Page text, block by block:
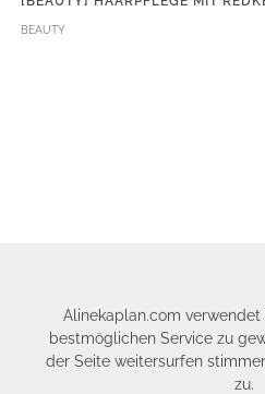
BEAUTY
Alinekaplan.com verwendet
bestmöglichen Service zu
der Seite weitersurfen
zu.